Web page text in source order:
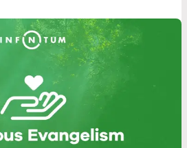
common themes among families with
with kids who did. This 3-day action
on raising responsible teens. To find out
http://amzn.to/2wipiOj